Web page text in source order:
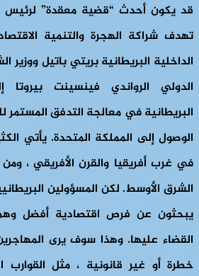
قد يكون أحدث “قضية معقدة” لرئيس
تهدف شراكة الهجرة والتنمية
الداخلية البريطانية بريتي باتيل ووزير
الدولي الرواندي فينسينت
البريطانية في معالجة التدفق المستمر
الوصول إلى المملكة المتحدة. يأتي
في غرب أفريقيا والقرن الأفريقي ،
الشرق الأوسط. لكن المسؤولين
يبحثون عن فرص اقتصادية أفضل
القضاء عليها. وهذا سوف يرى
خطرة أو غير قانونية ، مثل القوارب